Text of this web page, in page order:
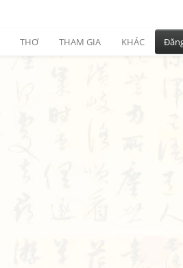
THƠ THAM GIA KHÁC